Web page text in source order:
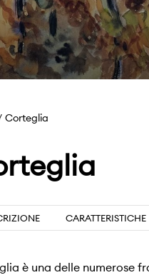
Corteglia
CARATTERISTICHE
è una delle numerose